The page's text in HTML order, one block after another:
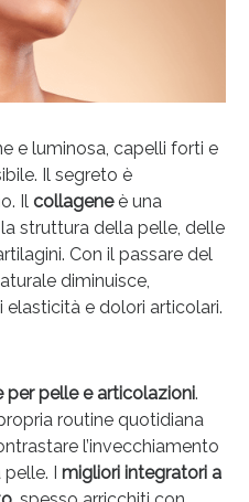
e luminosa, capelli forti e
Il segreto è
Il collageneè una
struttura della pelle, delle
Con il passare del
diminuisce,
e dolori articolari.
per pelle e articolazioni.
routine quotidiana
l’invecchiamento
I migliori integratori a
fino al 40% valido